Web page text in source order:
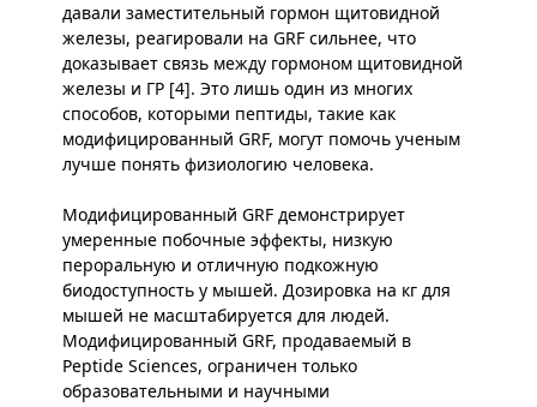
давали заместительный гормон щитовидной
железы, реагировали на GRF сильнее, что
доказывает связь между гормоном щитовидной
железы и ГР [4]. Это лишь один из многих
способов, которыми пептиды, такие как
модифицированный GRF, могут помочь ученым
лучше понять физиологию человека.
Модифицированный GRF демонстрирует
умеренные побочные эффекты, низкую
пероральную и отличную подкожную
биодоступность у мышей. Дозировка на кг для
мышей не масштабируется для людей.
Модифицированный GRF, продаваемый в
Peptide Sciences, ограничен только
образовательными и научными